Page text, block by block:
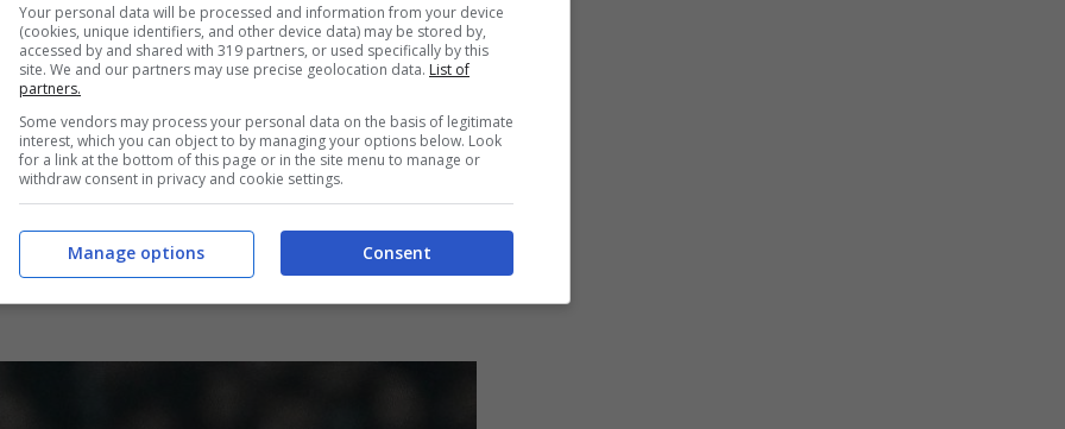
la storia d’amore può
non è mai stato in dubbio, ed è piuttosto
Lo stesso Ranieri, più volte, ha
da capitano della sua squadra del cuore, e
le sue chance, ma
tornando “a
Your personal data will be processed and information from your device
(cookies, unique identifiers, and other device data) may be stored by,
accessed by and shared with 319 partners, or used specifically by this
site. We and our partners may use precise geolocation data. List of
partners.
Some vendors may process your personal data on the basis of legitimate
interest, which you can object to by managing your options below. Look
for a link at the bottom of this page or in the site menu to manage or
withdraw consent in privacy and cookie settings.
Consent
Manage options